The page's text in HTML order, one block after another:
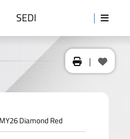
SEDI
|
Diamond Red